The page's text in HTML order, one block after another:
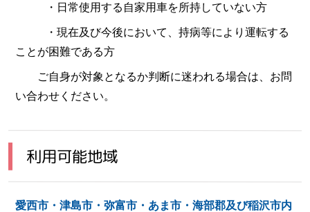
・日常使用する自家用車を所持していない方
・現在及び今後において、持病等により運転する
ことが困難である方
ご自身が対象となるか判断に迷われる場合は、お問
い合わせください。
利用可能地域
愛西市・津島市・弥富市・あま市・海部郡及び稲沢市内